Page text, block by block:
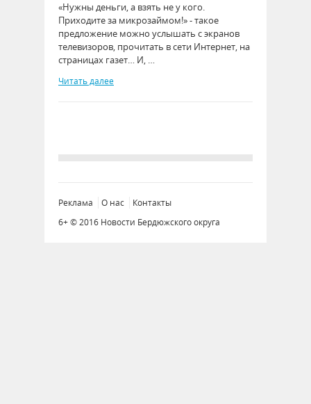
«Нужны деньги, а взять не у кого.
Приходите за микрозаймом!» - такое
предложение можно услышать с экранов
телевизоров, прочитать в сети Интернет, на
страницах газет… И, …
Читать далее
Реклама О нас
Контакты
6+ © 2016 Новости Бердюжского округа